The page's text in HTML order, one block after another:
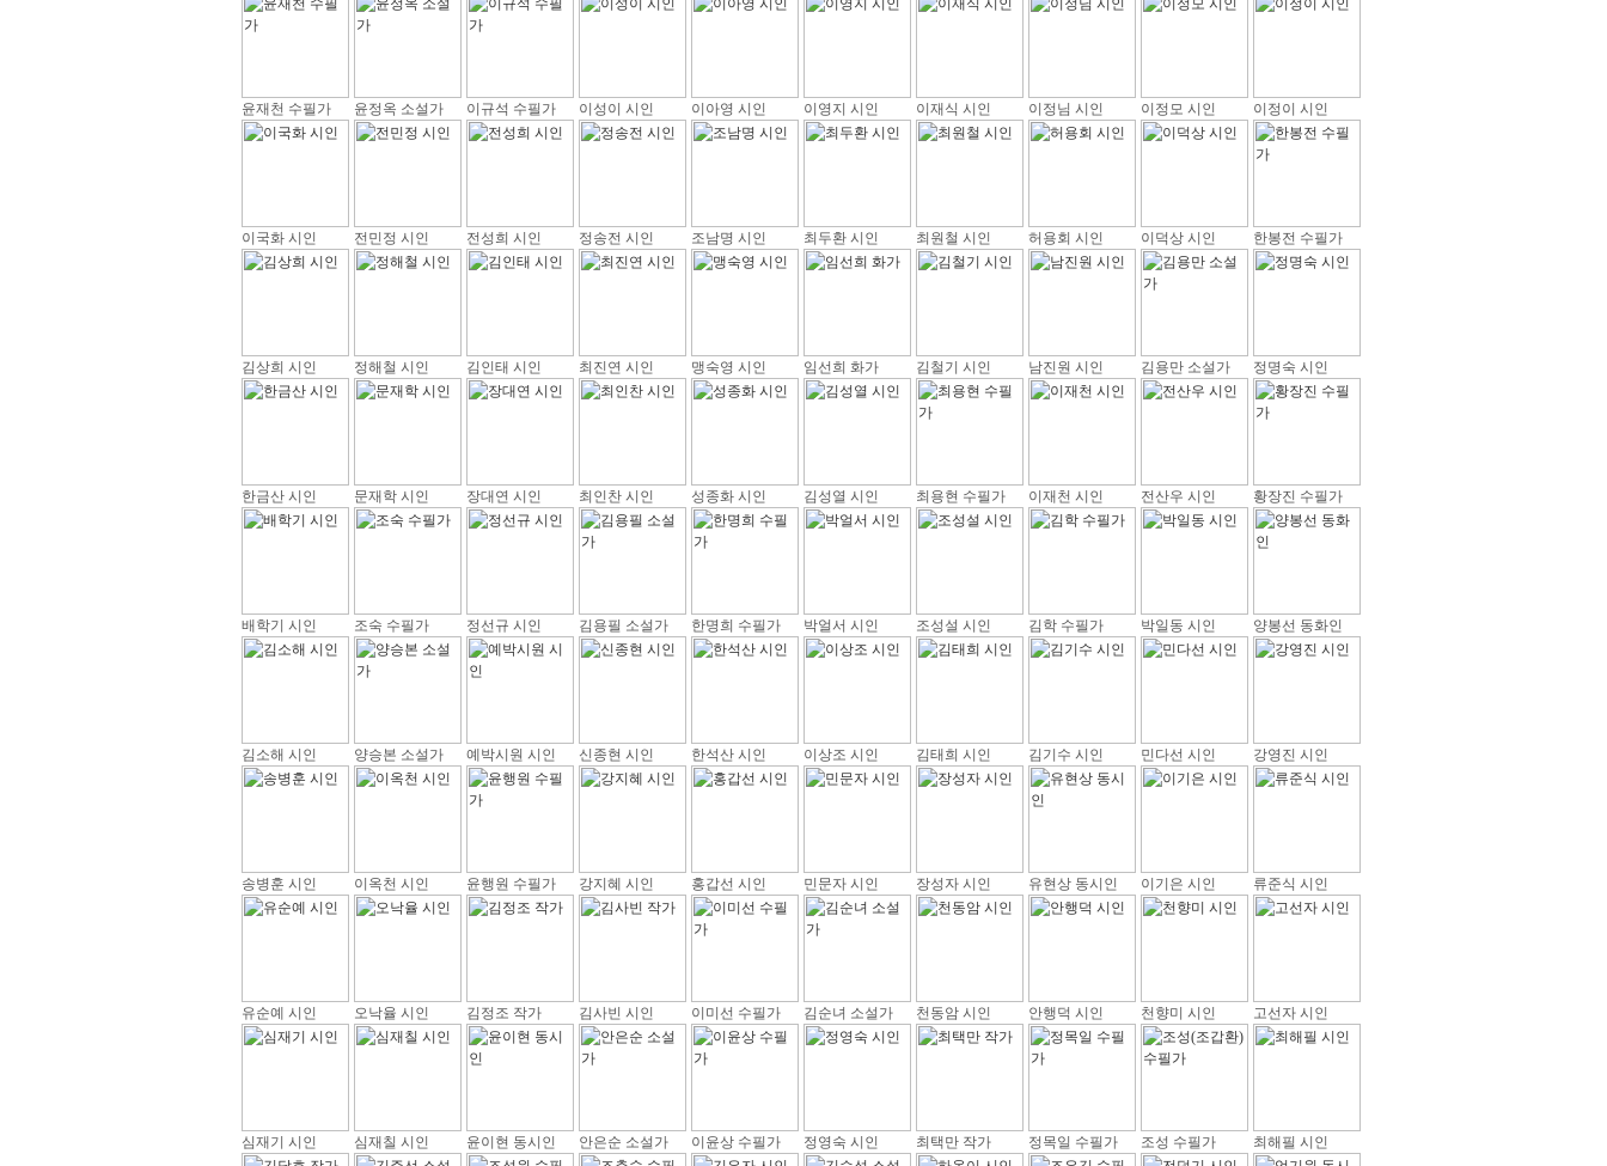
윤재천 수필가 윤정옥 소설가 이규석 수필가 이성이 시인 이아영 시인 이영지 시인 이재식 시인 이정님 시인 이정모 시인 이정이 시인
이국화 시인 전민정 시인 전성희 시인 정송전 시인 조남명 시인 최두환 시인 최원철 시인 허용회 시인 이덕상 시인 한봉전 수필가
김상희 시인 정해철 시인 김인태 시인 최진연 시인 맹숙영 시인 임선희 화가 김철기 시인 남진원 시인 김용만 소설가 정명숙 시인
한금산 시인 문재학 시인 장대연 시인 최인찬 시인 성종화 시인 김성열 시인 최용현 수필가 이재천 시인 전산우 시인 황장진 수필가
배학기 시인 조숙 수필가 정선규 시인 김용필 소설가 한명희 수필가 박얼서 시인 조성설 시인 김학 수필가 박일동 시인 양봉선 동화인
김소해 시인 양승본 소설가 예박시원 시인 신종현 시인 한석산 시인 이상조 시인 김태희 시인 김기수 시인 민다선 시인 강영진 시인
송병훈 시인 이옥천 시인 윤행원 수필가 강지혜 시인 홍갑선 시인 민문자 시인 장성자 시인 유현상 동시인 이기은 시인 류준식 시인
유순예 시인 오낙율 시인 김정조 작가 김사빈 시인 이미선 수필가 김순녀 소설가 천동암 시인 안행덕 시인 천향미 시인 고선자 시인
심재기 시인 심재칠 시인 윤이현 동시인 안은순 소설가 이윤상 수필가 정영숙 시인 최택만 작가 정목일 수필가 조성 수필가 최해필 시인